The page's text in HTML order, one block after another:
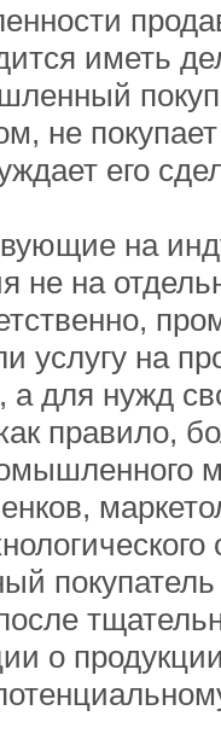
иметь
не
его
на
не на
услугу на
а для нужд
правило,
покупатель
о